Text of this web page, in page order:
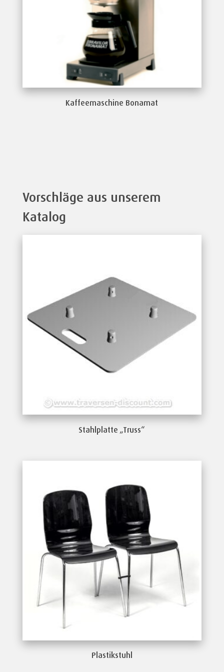
Kaffeemaschine Bonamat
Vorschläge aus unserem
Katalog
Stahlplatte „Truss“
Plastikstuhl